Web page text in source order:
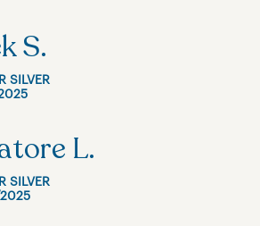
S.
SILVER
L.
SILVER